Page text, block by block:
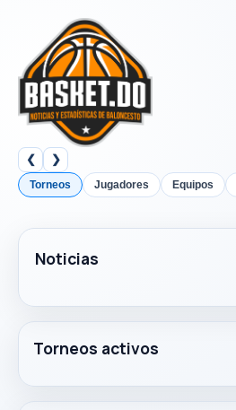
❮ ❯
Torneos Jugadores Equipos
Noticias
Torneos activos